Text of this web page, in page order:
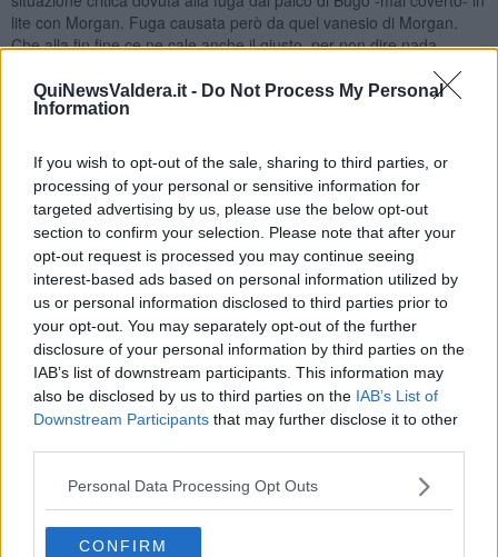
QuiNewsValdera.it - Do Not Process My Personal
Information
If you wish to opt-out of the sale, sharing to third parties, or
processing of your personal or sensitive information for
targeted advertising by us, please use the below opt-out
section to confirm your selection. Please note that after your
opt-out request is processed you may continue seeing
interest-based ads based on personal information utilized by
us or personal information disclosed to third parties prior to
your opt-out. You may separately opt-out of the further
disclosure of your personal information by third parties on the
IAB’s list of downstream participants. This information may
also be disclosed by us to third parties on the IAB’s List of
Downstream Participants that may further disclose it to other
Personal Data Processing Opt Outs
CONFIRM
lite con Morgan. Fuga causata però da quel vanesio di Morgan.
Che alla fin fine ce ne cale anche il giusto, per non dire nada.
Ha dita da pianista Francesca Sofia Novello, la longilinea modella,
fidanzata di Valentino Rossi, ma secondo Ama un passo indietro:
eseguiti bene.
I messaggi del Festival sono stati la denuncia della violenza contro
le donne. Quella contro il bullismo. Il tema della diversità.
Dell’handicap. Dell’amicizia. È anche emerso a più riprese un
messaggio rivolto all’inclusione, con buona pace della sovranista
dichiarata Rita Pavone, naturalizzata svizzera. Che anche la storica
cantante, 74 anni-resiliente, magari condividerà. Spesso l’arte e
anche lo spettacolo sono più avanti della società e della politica.
Perfino di se stessi.
Benigni col Cantico dei Cantici se l’è cavata solo con due battute di
striscio contro Salvini sul voto per citofono e il potere assoluto
conseguito da Amadeus con gli ascolti al 52% e passa. Il Cantico
dei Cantici, grande a sapere quando è stato scritto e sorprendente
che faccia parte della Bibbia: versi di amor profano accanto
all’amor divino. Però, diciamo la verità, così commovente non lo so.
Certo Benigni è volato alto, misurato ed ovattato, mettendo tutti
d’accordo, senza provocazioni di sorta.